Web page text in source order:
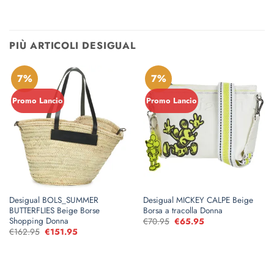
PIÙ ARTICOLI DESIGUAL
7%
Promo Lancio
Desigual BOLS_SUMMER
BUTTERFLIES Beige Borse
Shopping Donna
€162.95 Il
€151.95Il
7%
Promo Lancio
Desigual MICKEY CALPE Beige
Borsa a tracolla Donna
€70.95 Il
€65.95Il